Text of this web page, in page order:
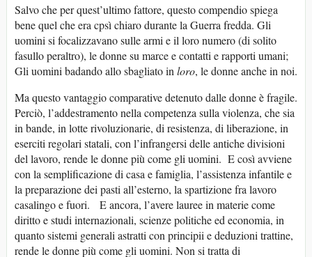
Salvo che per quest’ultimo fattore, questo compendio spiega
bene quel che era cpsì chiaro durante la Guerra fredda. Gli
uomini si focalizzavano sulle armi e il loro numero (di solito
fasullo peraltro), le donne su marce e contatti e rapporti umani;
Gli uomini badando allo sbagliato in loro, le donne anche in noi.
Ma questo vantaggio comparative detenuto dalle donne è fragile.
Perciò, l’addestramento nella competenza sulla violenza, che sia
in bande, in lotte rivoluzionarie, di resistenza, di liberazione, in
eserciti regolari statali, con l’infrangersi delle antiche divisioni
del lavoro, rende le donne più come gli uomini. E così avviene
con la semplificazione di casa e famiglia, l’assistenza infantile e
la preparazione dei pasti all’esterno, la spartizione fra lavoro
casalingo e fuori. E ancora, l’avere lauree in materie come
diritto e studi internazionali, scienze politiche ed economia, in
quanto sistemi generali astratti con principii e deduzioni trattine,
rende le donne più come gli uomini. Non si tratta di